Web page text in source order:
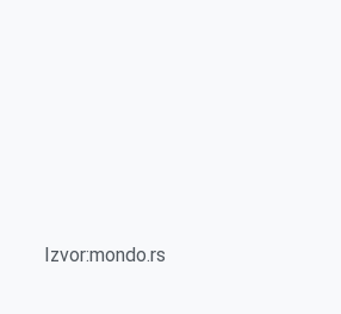
Izvor:mondo.rs